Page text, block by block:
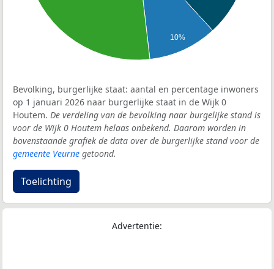
10%
Bevolking, burgerlijke staat: aantal en percentage inwoners
op 1 januari 2026 naar burgerlijke staat in de Wijk 0
Houtem. De verdeling van de bevolking naar burgelijke stand is
voor de Wijk 0 Houtem helaas onbekend. Daarom worden in
bovenstaande grafiek de data over de burgerlijke stand voor de
gemeente Veurne getoond.
Toelichting
Advertentie: